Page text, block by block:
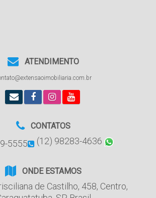
ATENDIMENTO
CONTATOS
5555 (12) 98283-4636
ONDE ESTAMOS
de Castilho, 458, Centro,